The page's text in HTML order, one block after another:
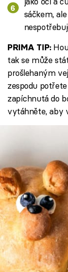
sáčkem,
PRIMA TIP:
tak se může
prošlehaným
zespodu
zapíchnutá do
vytáhněte, aby